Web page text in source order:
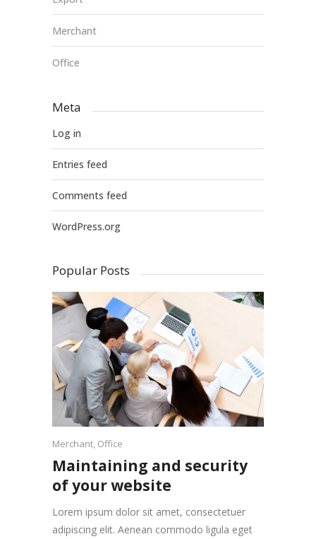
Merchant
Office
Meta
Log in
Entries feed
Comments feed
WordPress.org
Popular Posts
Merchant, Office
Maintaining and security
of your website
Lorem ipsum dolor sit amet, consectetuer
adipiscing elit. Aenean commodo ligula eget